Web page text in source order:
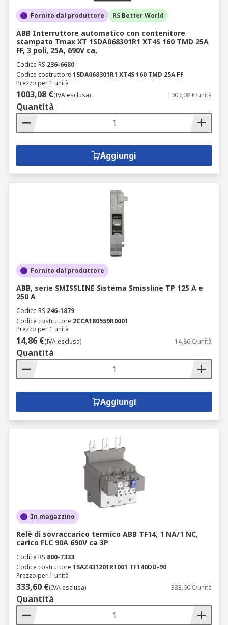
Fornito dal produttore RS Better World
ABB Interruttore automatico con contenitore
stampato Tmax XT 1SDA068301R1 XT4S 160 TMD 25A
FF, 3 poli, 25A, 690V ca,
Codice RS 236-6680
Codice costruttore 1SDA068301R1 XT4S 160 TMD 25A FF
Prezzo per 1 unità
1003,08 €(IVA esclusa) 1003,08 €/unità
Quantità
Aggiungi
Fornito dal produttore
ABB, serie SMISSLINE Sistema Smissline TP 125 A e
250 A
Codice RS 246-1879
Codice costruttore 2CCA180559R0001
Prezzo per 1 unità
14,86 €(IVA esclusa) 14,86 €/unità
Quantità
Aggiungi
In magazzino
Relè di sovraccarico termico ABB TF14, 1 NA/1 NC,
carico FLC 90A 690V ca 3P
Codice RS 800-7333
Codice costruttore 1SAZ431201R1001 TF140DU-90
Prezzo per 1 unità
333,60 €(IVA esclusa) 333,60 €/unità
Quantità